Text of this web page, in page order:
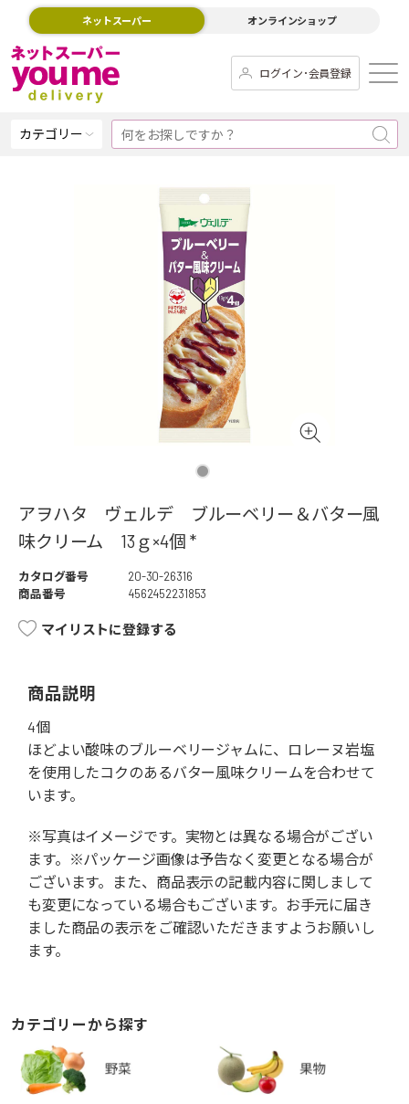
ネットスーパー オンラインショップ
ログイン･会員登録
カテゴリー
アヲハタ ヴェルデ ブルーベリー＆バター風
味クリーム 13ｇ×4個 *
カタログ番号
20-30-26316
商品番号
4562452231853
マイリストに登録する
商品説明
4個
ほどよい酸味のブルーベリージャムに、ロレーヌ岩塩
を使用したコクのあるバター風味クリームを合わせて
います。
※写真はイメージです。実物とは異なる場合がござい
ます。※パッケージ画像は予告なく変更となる場合が
ございます。また、商品表示の記載内容に関しまして
も変更になっている場合もございます。お手元に届き
ました商品の表示をご確認いただきますようお願いし
ます。
カテゴリーから探す